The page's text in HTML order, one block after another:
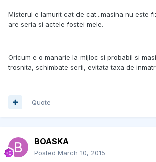
Misterul e lamurit cat de cat...masina nu este
are seria si actele fostei mele.
Oricum e o manarie la mijloc si probabil si
trosnita, schimbate serii, evitata taxa de
Quote
BOASKA
Posted March 10, 2015